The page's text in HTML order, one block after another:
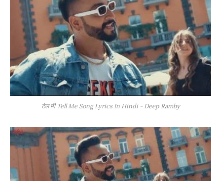
टेल मी Tell Me Song Lyrics In Hindi - Deep Ramby